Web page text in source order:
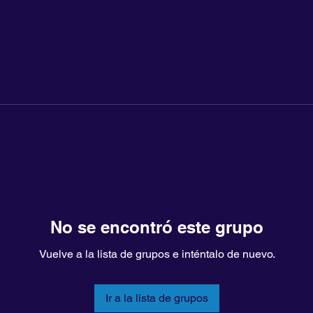
No se encontró este grupo
Vuelve a la lista de grupos e inténtalo de nuevo.
Ir a la lista de grupos